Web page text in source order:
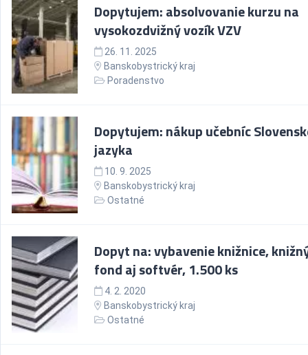
Dopytujem: absolvovanie kurzu na
vysokozdvižný vozík VZV
26. 11. 2025
Banskobystrický kraj
Poradenstvo
Dopytujem: nákup učebníc
jazyka
10. 9. 2025
Banskobystrický kraj
Ostatné
Dopyt na: vybavenie knižnice,
fond aj softvér, 1.500 ks
4. 2. 2020
Banskobystrický kraj
Ostatné